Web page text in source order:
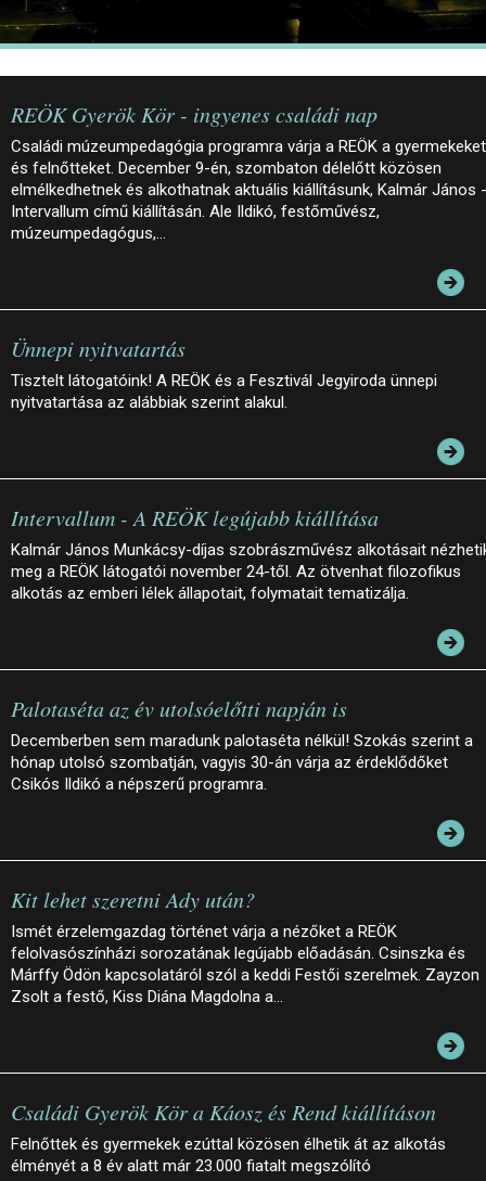
REÖK Gyerök Kör - ingyenes családi nap
Családi múzeumpedagógia programra várja a REÖK a gyermekeket
és felnőtteket. December 9-én, szombaton délelőtt közösen
elmélkedhetnek és alkothatnak aktuális kiállításunk, Kalmár János -
Intervallum című kiállításán. Ale Ildikó, festőművész,
múzeumpedagógus,…
Ünnepi nyitvatartás
Tisztelt látogatóink! A REÖK és a Fesztivál Jegyiroda ünnepi
nyitvatartása az alábbiak szerint alakul.
Intervallum - A REÖK legújabb kiállítása
Kalmár János Munkácsy-díjas szobrászművész alkotásait
meg a REÖK látogatói november 24-től. Az ötvenhat filozofikus
alkotás az emberi lélek állapotait, folymatait tematizálja.
Palotaséta az év utolsóelőtti napján is
Decemberben sem maradunk palotaséta nélkül! Szokás szerint a
hónap utolsó szombatján, vagyis 30-án várja az érdeklődőket
Csikós Ildikó a népszerű programra.
Kit lehet szeretni Ady után?
Ismét érzelemgazdag történet várja a nézőket a REÖK
felolvasószínházi sorozatának legújabb előadásán. Csinszka és
Márffy Ödön kapcsolatáról szól a keddi Festői szerelmek. Zayzon
Zsolt a festő, Kiss Diána Magdolna a…
Családi Gyerök Kör a Káosz és Rend kiállításon
Felnőttek és gyermekek ezúttal közösen élhetik át az alkotás
élményét a 8 év alatt már 23.000 fiatalt megszólító